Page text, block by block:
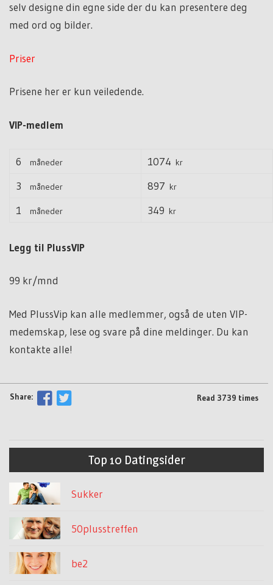
selv designe din egne side der du kan presentere deg
med ord og bilder.
Priser
Prisene her er kun veiledende.
VIP-medlem
6 måneder 1074 kr
3 måneder 897 kr
1 måneder 349 kr
Legg til PlussVIP
99 kr/mnd
Med PlussVip kan alle medlemmer, også de uten VIP-
medemskap, lese og svare på dine meldinger. Du kan
kontakte alle!
Share: Read 3739 times
Top 10 Datingsider
Sukker
50plusstreffen
be2